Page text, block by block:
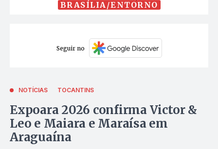
BRASÍLIA/ENTORNO
Seguir no
NOTÍCIAS TOCANTINS
Expoara 2026 confirma Victor &
Leo e Maiara e Maraísa em
Araguaína